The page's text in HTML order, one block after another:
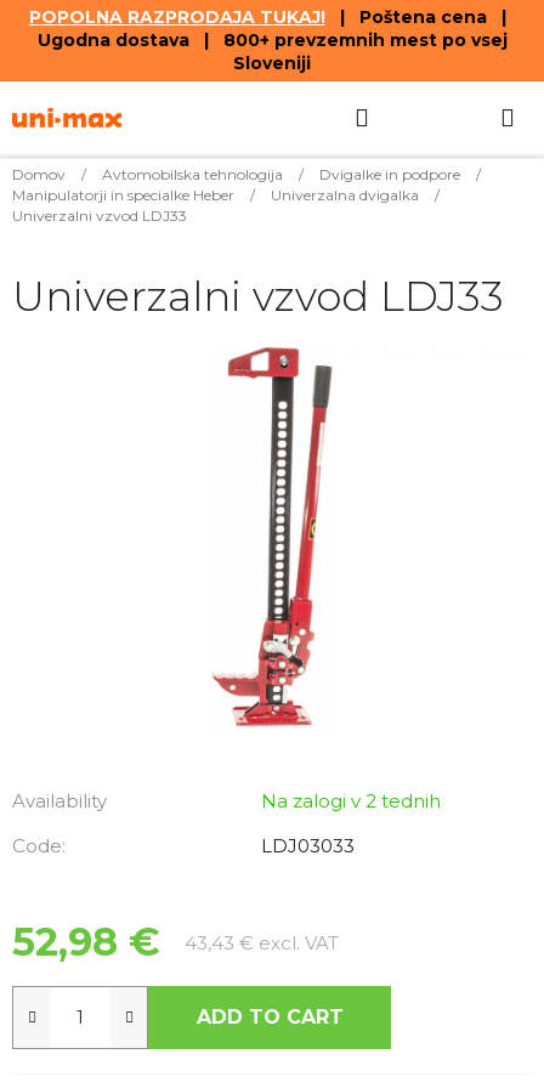
POPOLNA RAZPRODAJA TUKAJ!| Poštena cena |
Ugodna dostava | 800+ prevzemnih mest po vsej
Sloveniji
to
Domov / Avtomobilska tehnologija / Dvigalke in podpore
/
Manipulatorji in specialke Heber
/ Univerzalna dvigalka
/
Univerzalni vzvod LDJ33
Availability
Na zalogi v 2 tednih
Code:
LDJ03033
52,98 € 43,43 € excl. VATMeasure price:
ADD TO CART
Univerzalni vzvod LDJ33